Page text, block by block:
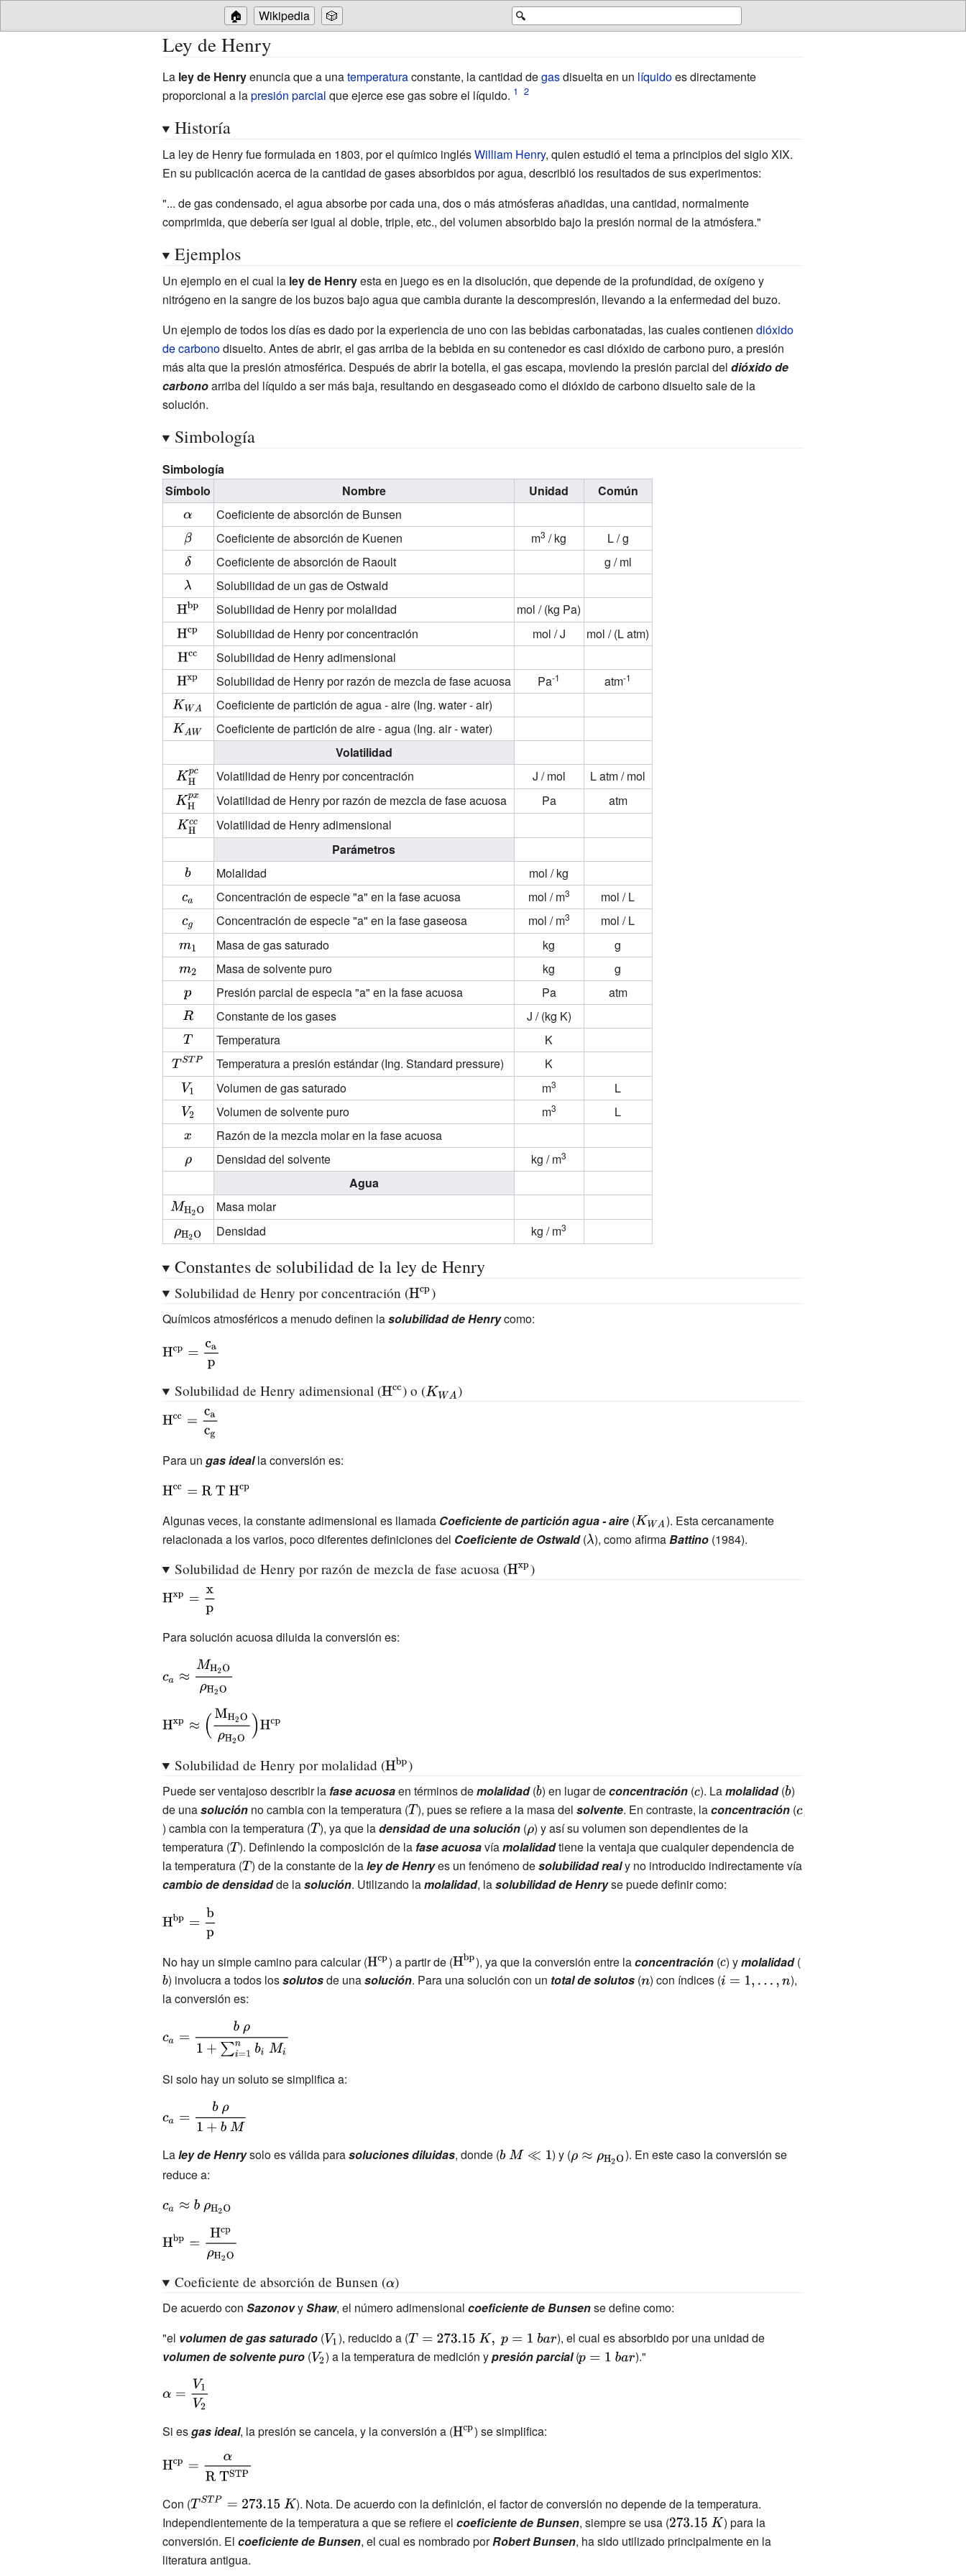
🔍
🏠 Wikipedia 🎲
Ley de Henry
La ley de Henryenuncia que a unatemperaturaconstante, la cantidad degasdisuelta en un líquidoes directamente
proporcional a lapresión parcial que ejerce ese gas sobre el líquido.
Historía
La ley de Henry fue formulada en 1803, por el químico inglésWilliam Henry, quien estudió el tema a principios del siglo XIX.
En su publicación acerca de la cantidad de gases absorbidos por agua, describió los resultados de sus experimentos:
"... de gas condensado, el agua absorbe por cada una, dos o más atmósferas añadidas, una cantidad, normalmente
comprimida, que debería ser igual al doble, triple, etc., del volumen absorbido bajo la presión normal de la atmósfera."
Ejemplos
Un ejemplo en el cual la ley de Henryesta en juego es en la disolución, que depende de la profundidad, de oxígeno y
nitrógeno en la sangre de los buzos bajo agua que cambia durante la descompresión, llevando a la enfermedad del buzo.
Un ejemplo de todos los días es dado por la experiencia de uno con las bebidas carbonatadas, las cuales contienen dióxido
de carbonodisuelto. Antes de abrir, el gas arriba de la bebida en su contenedor es casi dióxido de carbono puro, a presión
más alta que la presión atmosférica. Después de abrir la botella, el gas escapa, moviendo la presión parcial del dióxido de
carbonoarriba del líquido a ser más baja, resultando en desgaseado como el dióxido de carbono disuelto sale de la
solución.
Simbología
Simbología
Símbolo
Nombre Unidad
Común
{\displaystyle
\alpha }
Coeficiente de absorción de Bunsen
{\displaystyle
\beta }
Coeficiente de absorción de Kuenen m3 / kg
L / g
{\displaystyle
\delta }
Coeficiente de absorción de Raoult
g / ml
{\displaystyle
\lambda }
Solubilidad de un gas de Ostwald
{\displaystyle
{\rm
{H^{bp}}}}
Solubilidad de Henry por molalidad
mol / (kg Pa)
{\displaystyle
{\rm
{H^{cp}}}}
Solubilidad de Henry por concentración mol / J
mol / (L atm)
{\displaystyle
{\rm
{H^{cc}}}}
Solubilidad de Henry adimensional
{\displaystyle
{\rm
{H^{xp}}}}
Solubilidad de Henry por razón de mezcla de fase acuosa Pa-1 atm-1
{\displaystyle
K_{WA}}
Coeficiente de partición de agua - aire (Ing. water - air)
{\displaystyleCoeficiente de partición de aire - agua (Ing. air - water)
Volatilidad
{\displaystyle
K_{\rm
{H}}^{pc}}
Volatilidad de Henry por concentración J / mol
L atm / mol
{\displaystyle
K_{\rm
{H}}^{px}}
Volatilidad de Henry por razón de mezcla de fase acuosa Pa
atm
{\displaystyle
K_{\rm
{H}}^{cc}}
Volatilidad de Henry adimensional
Parámetros
{\displaystyle
b}
Molalidad
mol / kg
{\displaystyle
c_{a}}
Concentración de especie "a" en la fase acuosa mol / m3
mol / L
{\displaystyle
c_{g}}
Concentración de especie "a" en la fase gaseosa mol / m3
mol / L
{\displaystyle
m_{1}}
Masa de gas saturado kg
g
{\displaystyle
m_{2}}
Masa de solvente puro kg
g
{\displaystyle
p}
Presión parcial de especia "a" en la fase acuosa Pa
atm
{\displaystyle
R}
Constante de los gases
J / (kg K)
{\displaystyle
T}
Temperatura
K
{\displaystyle
T^{STP}}
Temperatura a presión estándar (Ing. Standard pressure)
K
{\displaystyle
V_{1}}
Volumen de gas saturado m3
L
{\displaystyle
V_{2}}
Volumen de solvente puro m3
L
{\displaystyle
x}
Razón de la mezcla molar en la fase acuosa
{\displaystyleDensidad del solvente kg / m3
Agua
{\displaystyle
M_{\rm
{H_{2}O}}}
Masa molar
{\displaystyle
\rho _{\rm
{H_{2}O}}}
Densidad kg / m3
Constantes de solubilidad de la ley de Henry
Solubilidad de Henry por concentración ({\
s
st
H
^
c
)
Químicos atmosféricos a menudo definen lasolubilidad de Henrycomo:
{\displaystyle
{\rm {H^{cp}=
{\frac {c_{a}}
Solubilidad de Henry adimensional ({\
e
{\
m
^
) o ({\
e
K
{
)
{\displaystyle
{\rm {H^{cc}=
{\frac {c_{a}}
{c_{g}}}}}}
Para un gas idealla conversión es:
{\displaystyle
{H^{cc}=R\
T\ {\rm
{H^{cp}}}}}}
Algunas veces, la constante adimensional es llamada Coeficiente de partición agua - aire({\displaystyle
K_{WA}}
). Esta cercanamente
relacionada a los varios, poco diferentes definiciones del Coeficiente de Ostwald({\displaystyle
), como afirmaBattino(1984).
Solubilidad de Henry por razón de mezcla de fase acuosa ({\
H
^
{
x
p
}
)
{\displaystyle
{\rm {H^{xp}=
{\frac {x}
Para solución acuosa diluida la conversión es:
{\displaystyle
c_{a}\approx
{\frac {M_{\rm
{H_{2}O}}}
{\rho _{\rm
{H_{2}O}}}}}
{\displaystyle
{\rm
{\Bigl (}{\frac
{M_{\rm
{H_{2}O}}}{\rho
_{\rm
{H_{2}O}}}}
{\Bigr )}{\rm
{H^{cp}}}}}}
Solubilidad de Henry por molalidad ({\
s
pl
a
y
st
yl
m
{
H
)
Puede ser ventajoso describir la fase acuosaen términos demolalidad({\displaystyle
b}
) en lugar deconcentración({\displaystyle
c}
). Lamolalidad({\displaystyle
b}
)
de unasoluciónno cambia con la temperatura ({\displaystyle
T}
), pues se refiere a la masa delsolvente. En contraste, laconcentración ({\displaystyle
) cambia con la temperatura ({\displaystyle
T}
), ya que ladensidad de una solución ({\displaystyle
\rho }
) y así su volumen son dependientes de la
temperatura ({\displaystyle
T}
). Definiendo la composición de la fase acuosavíamolalidadtiene la ventaja que cualquier dependencia de
la temperatura ({\displaystyle
T}
) de la constante de laley de Henryes un fenómeno desolubilidad realy no introducido indirectamente vía
cambio de densidadde lasolución. Utilizando lamolalidad, lasolubilidad de Henryse puede definir como:
{\displaystyle
{\rm {H^{bp}=
{p}}}}}
No hay un simple camino para calcular ({\displaystyle
{\rm
) a partir de ({\displaystyle
{\rm
), ya que la conversión entre laconcentración({\displaystyle
c}
) ymolalidad(
) involucra a todos lossolutosde unasolución. Para una solución con un total de solutos({\displaystyle
) con índices ({\displaystyle),
la conversión es:
c_{a}={\frac {b\
_{i=1}^{n}b_{i}\
Si solo hay un soluto se simplifica a:
{\displaystyle
c_{a}={\frac
{b\ \rho }
{1+b\ M}}}
Laley de Henrysolo es válida parasoluciones diluidas, donde ({\displaystyle
) y ({\displaystyle). En este caso la conversión se
reduce a:
{\displaystyle
c_{a}\approx
b\ \rho _{\rm
{H_{2}O}}}
{\displaystyle
{\rm {H^{bp}=
{\frac {\rm
{H^{cp}}}
{\rho _{\rm
Coeficiente de absorción de Bunsen ({
d
i
s
s
e
\
a
)
De acuerdo con SazonovyShaw, el número adimensional coeficiente de Bunsense define como:
"el volumen degas saturado({\displaystyle
V_{1}}
), reducido a ({\displaystyle
T=273.15\
), el cual es absorbido por una unidad de
volumen de solvente puro({\displaystyle
) a la temperatura de medición ypresión parcial({\displaystyle
)."
{\displaystyle
\alpha ={\frac
{V_{1}}
{V_{2}}}}
Si esgas ideal, la presión se cancela, y la conversión a ({\displaystyle
) se simplifica:
{\displaystyle
{\rm {H^{cp}=
{\frac {\alpha
}{R\
T^{STP}}}}}}
Con ({\displaystyle
T^{STP}=273.15\
K}
). Nota. De acuerdo con la definición, el factor de conversión no depende de la temperatura.
Independientemente de la temperatura a que se refiere el coeficiente de Bunsen, siempre se usa ({\displaystyle
273.15\ K}
) para la
conversión. El coeficiente de Bunsen, el cual es nombrado porRobert Bunsen, ha sido utilizado principalmente en la
literatura antigua.